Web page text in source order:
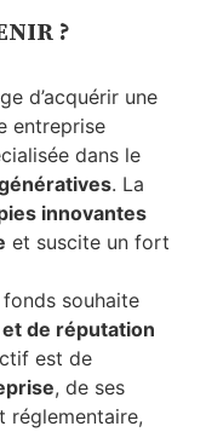
?
d’acquérir une
entreprise
dans le
. La
innovantes
et suscite un fort
souhaite
de réputation
est de
, de ses
réglementaire,